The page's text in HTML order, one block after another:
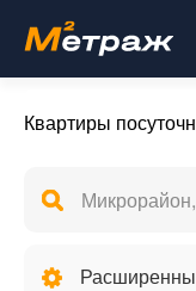
Квартиры